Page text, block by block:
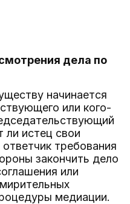
дела по
начинается
или кого-
ли истец свои
требования
закончить дело
или
медиации.